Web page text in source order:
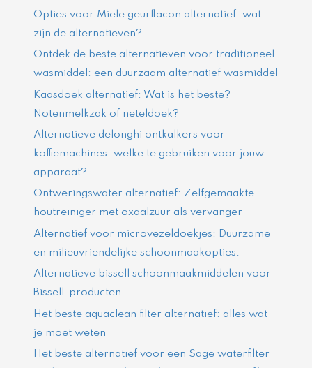
Opties voor Miele geurflacon alternatief: wat
zijn de alternatieven?
Ontdek de beste alternatieven voor traditioneel
wasmiddel: een duurzaam alternatief wasmiddel
Kaasdoek alternatief: Wat is het beste?
Notenmelkzak of neteldoek?
Alternatieve delonghi ontkalkers voor
koffiemachines: welke te gebruiken voor jouw
apparaat?
Ontweringswater alternatief: Zelfgemaakte
houtreiniger met oxaalzuur als vervanger
Alternatief voor microvezeldoekjes: Duurzame
en milieuvriendelijke schoonmaakopties.
Alternatieve bissell schoonmaakmiddelen voor
Bissell-producten
Het beste aquaclean filter alternatief: alles wat
je moet weten
Het beste alternatief voor een Sage waterfilter